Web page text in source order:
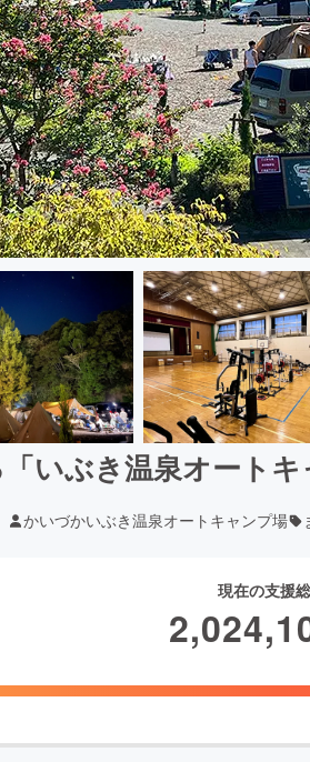
いぶき温泉オート
かいづかいぶき温泉オートキャンプ場
現在の支援